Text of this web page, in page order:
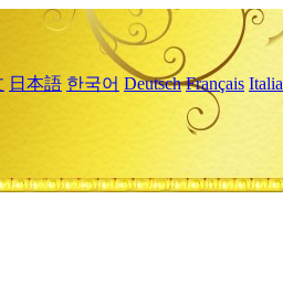
日本語 한국어 Deutsch Français